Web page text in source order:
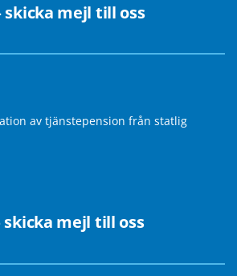
skicka mejl till oss
av tjänstepension från statlig
mejl till oss